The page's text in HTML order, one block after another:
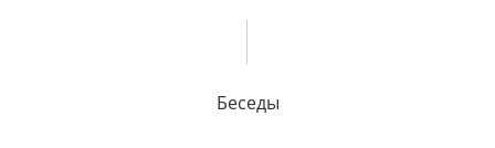
Беседы